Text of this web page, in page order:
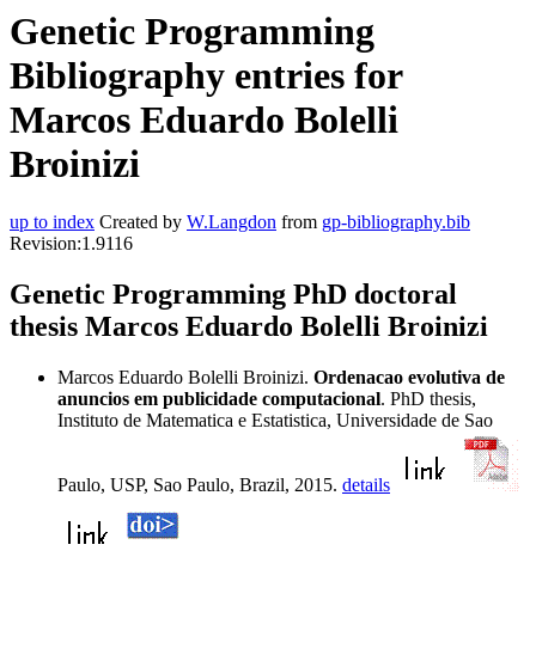
Genetic Programming
Bibliography entries for
Marcos Eduardo Bolelli
Broinizi
up to index Created by W.Langdon from gp-bibliography.bib
Revision:1.9116
Genetic Programming PhD doctoral
thesis Marcos Eduardo Bolelli Broinizi
Marcos Eduardo Bolelli Broinizi. Ordenacao evolutiva de
anuncios em publicidade computacional. PhD thesis,
Instituto de Matematica e Estatistica, Universidade de Sao
Paulo, USP, Sao Paulo, Brazil, 2015. details